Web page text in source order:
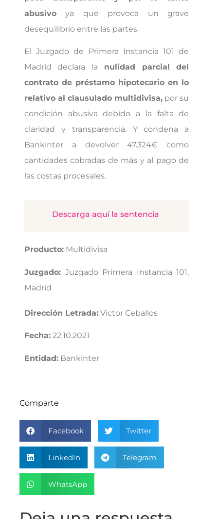
abusivo ya que provoca un grave
desequilibrio entre las partes.
El Juzgado de Primera Instancia 101 de
Madrid declara la nulidad parcial del
contrato de préstamo hipotecario en lo
relativo al clausulado multidivisa, por su
condición abusiva debido a la falta de
claridad y transparencia. Y condena a
Bankinter a devolver 47.324€ como
cantidades cobradas de más y al pago de
las costas procesales.
Descarga aquí la sentencia
Producto: Multidivisa
Juzgado: Juzgado Primera Instancia 101,
Madrid
Dirección Letrada: Victor Ceballos
Fecha: 22.10.2021
Entidad: Bankinter
Comparte
Facebook Twitter
LinkedIn Telegram
WhatsApp